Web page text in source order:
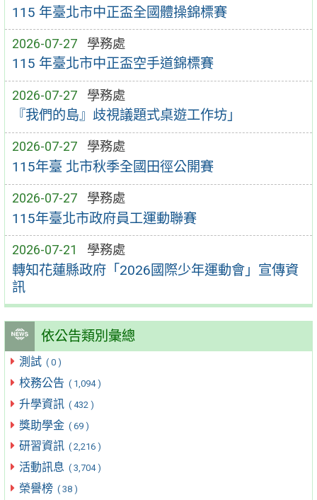
115 年臺北市中正盃全國體操錦標賽
2026-07-27 學務處
115 年臺北市中正盃空手道錦標賽
2026-07-27 學務處
『我們的島』歧視議題式桌遊工作坊」
2026-07-27 學務處
115年臺 北市秋季全國田徑公開賽
2026-07-27 學務處
115年臺北市政府員工運動聯賽
2026-07-21 學務處
轉知花蓮縣政府「2026國際少年運動會」宣傳資
訊
依公告類別彙總
測試 ( 0 )
校務公告 ( 1,094 )
升學資訊 ( 432 )
獎助學金 ( 69 )
研習資訊 ( 2,216 )
活動訊息 ( 3,704 )
榮譽榜 ( 38 )